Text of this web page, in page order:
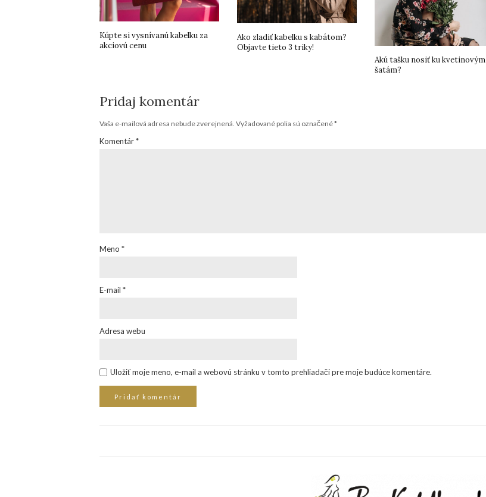
Kúpte si vysnívanú kabelku za
akciovú cenu
Ako zladiť kabelku s kabátom?
Objavte tieto 3 triky!
Akú tašku nosiť ku kvetinovým
šatám?
Pridaj komentár
Vaša e-mailová adresa nebude zverejnená. Vyžadované polia sú označené*
Komentár*
Meno *
E-mail *
Adresa webu
Uložiť moje meno, e-mail a webovú stránku v tomto prehliadači pre moje budúce komentáre.